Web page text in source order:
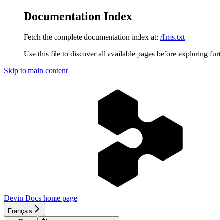
Documentation Index
Fetch the complete documentation index at: /llms.txt
Use this file to discover all available pages before exploring
Skip to main content
Devin Docs home page
Français